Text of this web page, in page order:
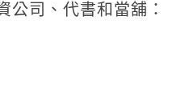
公司、代書和當舖：